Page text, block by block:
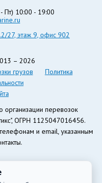
Пт) 10:00 - 19:00
27, этаж 9, офис 902
– 2026
грузов
Политика
организации перевозок
ОГРН 1125047016456.
и email, указанным